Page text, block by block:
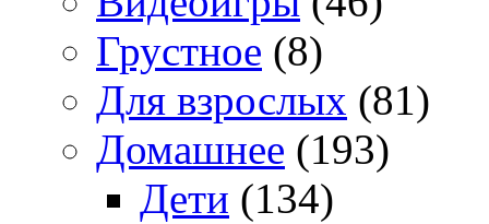
Грустное (8)
Для взрослых (81)
Домашнее (193)
Дети (134)